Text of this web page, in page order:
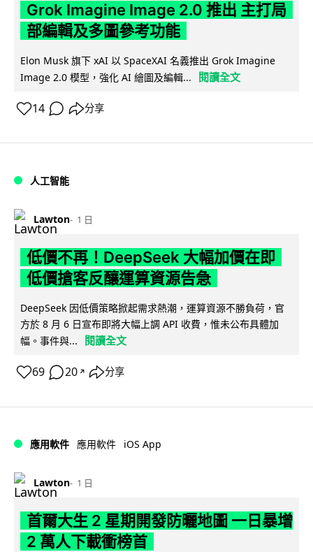
Grok Imagine Image 2.0 推出 主打局
部編輯及多圖參考功能
Elon Musk 旗下 xAI 以 SpaceXAI 名義推出 Grok Imagine
Image 2.0 模型，強化 AI 繪圖及編輯...
閱讀全文
14 分享
人工智能
Lawton 1 日
低價不再！DeepSeek 大幅加價在即
低價搶客反釀運算資源告急
DeepSeek 因低價策略掀起需求熱潮，運算資源不勝負荷，官
方於 8 月 6 日宣布即將大幅上調 API 收費，惟未公布具體加
幅。事件與...
閱讀全文
69 20 ↗ 分享
應用軟件 應用軟件 iOS App
Lawton 1 日
首爾大生 2 星期開發防曬地圖 一日暴增
2 萬人下載衝榜首